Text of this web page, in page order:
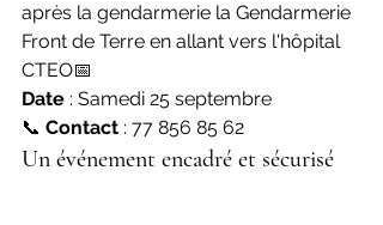
après la gendarmerie la Gendarmerie
Front de Terre en allant vers l'hôpital
CTEO📅
Date : Samedi 25 septembre
📞 Contact : 77 856 85 62
Un événement encadré et sécurisé